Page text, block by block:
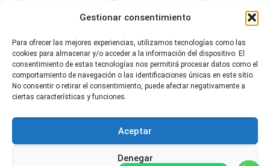
Gestionar consentimiento
Para ofrecer las mejores experiencias, utilizamos tecnologías como las
cookies para almacenar y/o acceder a la información del dispositivo. El
consentimiento de estas tecnologías nos permitirá procesar datos como el
comportamiento de navegación o las identificaciones únicas en este sitio.
No consentir o retirar el consentimiento, puede afectar negativamente a
ciertas características y funciones.
Aceptar
Denegar
Puertas Blindadas
Gramenet…
Puertas Blindadas
(Barcelona)…
Puertas Blindadas
Instalación y
Puertas Blindadas
(Barcelona)
Instalación…